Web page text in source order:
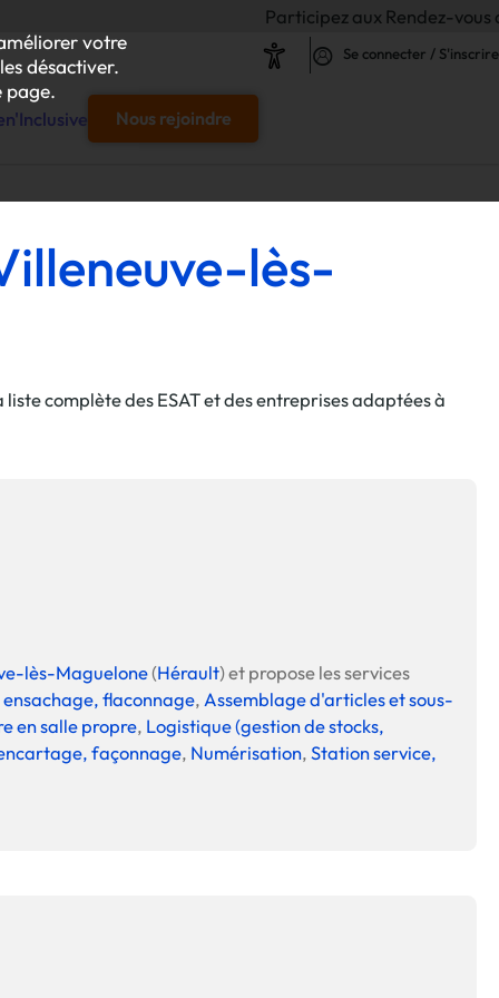
votre
désactiver.
page.
Participez aux Rendez-vous de
Se connecter / S'inscrire
responsables"
Nous rejoindre
lès-
complète des ESAT et des entreprises adaptées à
lès-Maguelone(Hérault) et propose les services
flaconnage, Assemblage d'articles et sous-
en salle propre, Logistique (gestion de stocks,
façonnage, Numérisation,Station service,